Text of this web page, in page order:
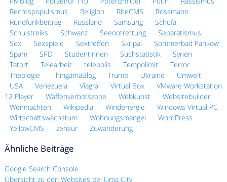
Rechtspopulismus
Religion RiteCMS
Rossmann
Rundfunkbeitrag
Russland Samsung
Schufa
Schulstreiks
Schwanz Seenotrettung
Separatismus
Sex
Sexspiele Sextreffen Skripal
Sommerbad Pankow
Spam
SPD Studentinnen Suchstatistik
Syrien
Tatort
Telearbeit telepolis Tempolimit
Terror
Theologie
ThingamaBlog Trump Ukraine
Umwelt
USA
Venezuela Viagra Virtual Box
VMware Workstation
12 Player
Waffenverbotszone Webkunst
Websitebuilder
Weihnachten
Wikipedia Windenergie
Windows Virtual PC
Wirtschaftswachstum
Wohnungsmangel
WordPress
YellowCMS
zensur Zuwanderung
Ähnliche Beiträge
Google Search Console
Übersicht zu den Websites bei Lima City